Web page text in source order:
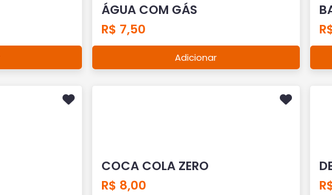
ÁGUA COM GÁS
R$ 7,50
Adicionar
COCA COLA ZERO
R$ 8,00